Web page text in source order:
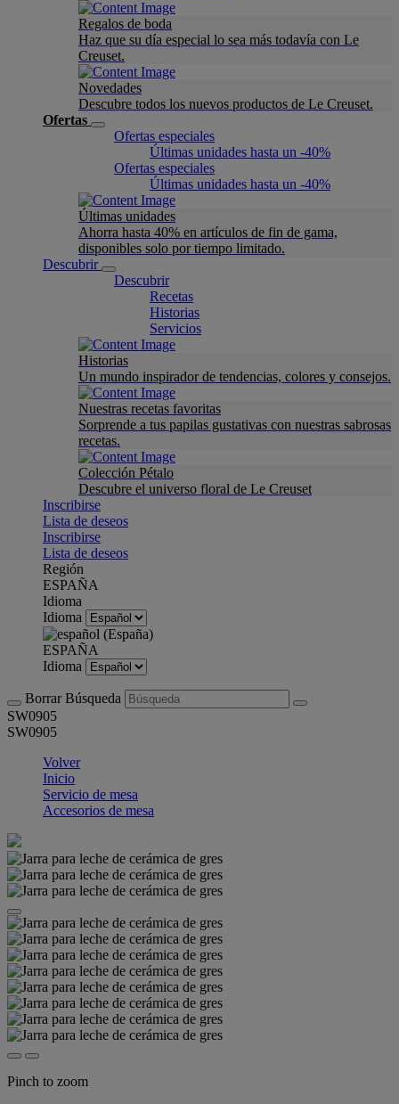
Regalos de boda
Haz que su día especial lo sea más todavía con Le
Creuset.
Novedades
Descubre todos los nuevos productos de Le Creuset.
Ofertas
Ofertas especiales
Últimas unidades hasta un -40%
Ofertas especiales
Últimas unidades hasta un -40%
Últimas unidades
Ahorra hasta 40% en artículos de fin de gama,
disponibles solo por tiempo limitado.
Descubrir
Descubrir
Recetas
Historias
Servicios
Historias
Un mundo inspirador de tendencias, colores y consejos.
Nuestras recetas favoritas
Sorprende a tus papilas gustativas con nuestras sabrosas
recetas.
Colección Pétalo
Descubre el universo floral de Le Creuset
Inscribirse
Lista de deseos
Inscribirse
Lista de deseos
Región
ESPAÑA
Idioma
Idioma
ESPAÑA
Idioma
Borrar Búsqueda
SW0905
SW0905
Volver
Inicio
Servicio de mesa
Accesorios de mesa
Pinch to zoom